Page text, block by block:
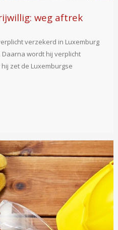
weg aftrek
verzekerd in Luxemburg
wordt hij verplicht
zet de Luxemburgse
De premie die hij zelf betaalt,